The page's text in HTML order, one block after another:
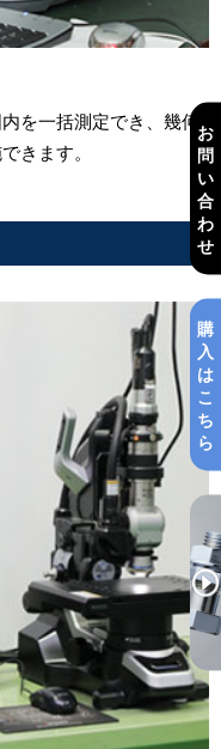
お
問
い
合
わ
せ
購
入
は
こ
ち
ら
を一括測定でき、幾何
きます。